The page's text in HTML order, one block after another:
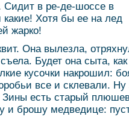
Сидит в ре-де-шоссе в
Хотя бы ее на лед
жарко!
Она вылезла,
Будет она сыта,
кусочки накрошил:
все и склевали. Ну
Зины есть старый
и брошу медведице: